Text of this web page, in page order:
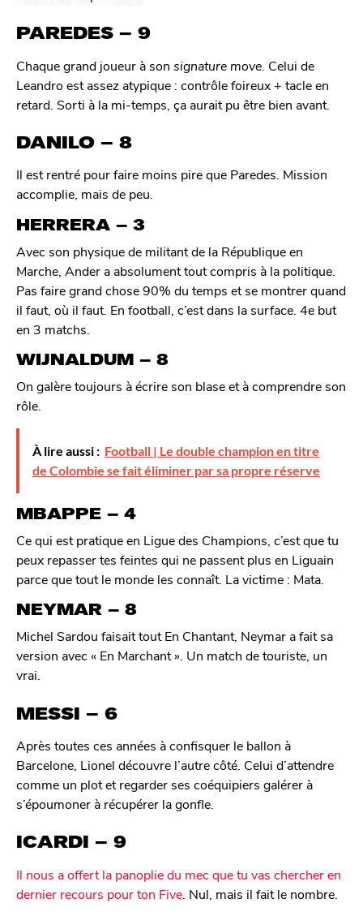
PAREDES – 9
Chaque grand joueur à son signature move. Celui de
Leandro est assez atypique : contrôle foireux + tacle en
retard. Sorti à la mi-temps, ça aurait pu être bien avant.
DANILO – 8
Il est rentré pour faire moins pire que Paredes. Mission
accomplie, mais de peu.
HERRERA – 3
Avec son physique de militant de la République en
Marche, Ander a absolument tout compris à la politique.
Pas faire grand chose 90% du temps et se montrer quand
il faut, où il faut. En football, c’est dans la surface. 4e but
en 3 matchs.
WIJNALDUM – 8
On galère toujours à écrire son blase et à comprendre son
rôle.
À lire aussi : Football | Le double champion en titre
de Colombie se fait éliminer par sa propre réserve
MBAPPE – 4
Ce qui est pratique en Ligue des Champions, c’est que tu
peux repasser tes feintes qui ne passent plus en Liguain
parce que tout le monde les connaît. La victime : Mata.
NEYMAR – 8
Michel Sardou faisait tout En Chantant, Neymar a fait sa
version avec « En Marchant ». Un match de touriste, un
vrai.
MESSI – 6
Après toutes ces années à confisquer le ballon à
Barcelone, Lionel découvre l’autre côté. Celui d’attendre
comme un plot et regarder ses coéquipiers galérer à
s’époumoner à récupérer la gonfle.
ICARDI – 9
Il nous a offert la panoplie du mec que tu vas chercher en
dernier recours pour ton Five . Nul, mais il fait le nombre.